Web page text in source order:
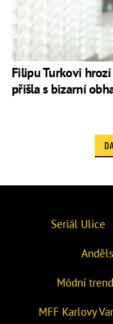
Filipu Turkovi
přišla s bizarní
Seriál Ulice
Módní
MFF Karlovy